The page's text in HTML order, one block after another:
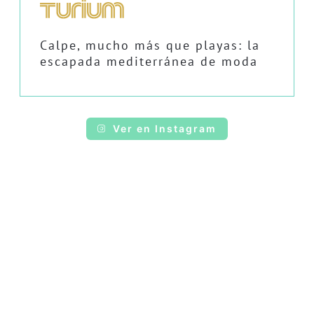
Calpe, mucho más que playas: la
escapada mediterránea de moda
Ver en Instagram